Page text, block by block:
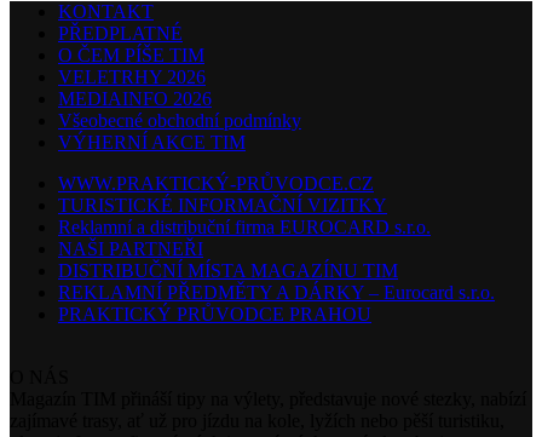
KONTAKT
PŘEDPLATNÉ
O ČEM PÍŠE TIM
VELETRHY 2026
MEDIAINFO 2026
Všeobecné obchodní podmínky
VÝHERNÍ AKCE TIM
WWW.PRAKTICKÝ-PRŮVODCE.CZ
TURISTICKÉ INFORMAČNÍ VIZITKY
Reklamní a distribuční firma EUROCARD s.r.o.
NAŠI PARTNEŘI
DISTRIBUČNÍ MÍSTA MAGAZÍNU TIM
REKLAMNÍ PŘEDMĚTY A DÁRKY – Eurocard s.r.o.
PRAKTICKÝ PRŮVODCE PRAHOU